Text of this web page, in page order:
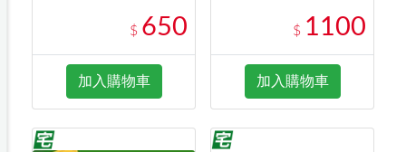
$ 650
加入購物車
$ 1100
加入購物車